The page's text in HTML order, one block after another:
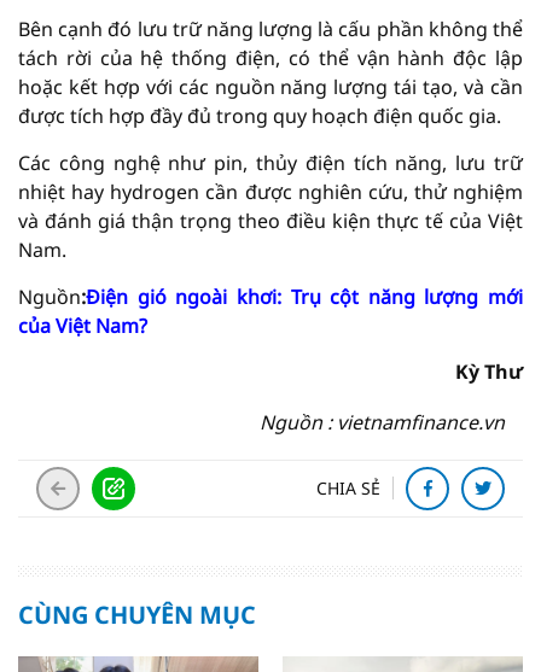
Bên cạnh đó lưu trữ năng lượng là cấu phần không thể
tách rời của hệ thống điện, có thể vận hành độc lập
hoặc kết hợp với các nguồn năng lượng tái tạo, và cần
được tích hợp đầy đủ trong quy hoạch điện quốc gia.
Các công nghệ như pin, thủy điện tích năng, lưu trữ
nhiệt hay hydrogen cần được nghiên cứu, thử nghiệm
và đánh giá thận trọng theo điều kiện thực tế của Việt
Nam.
Nguồn:Điện gió ngoài khơi: Trụ cột năng lượng mới
của Việt Nam?
Kỳ Thư
Nguồn : vietnamfinance.vn
CHIA SẺ
CÙNG CHUYÊN MỤC